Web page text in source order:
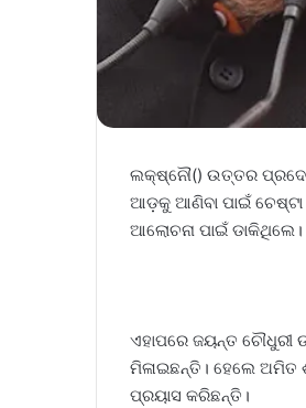
ଲକ୍ଷ୍ନୌ() ଉତ୍ତର
ଆଡ଼କୁ ଆଣିବା ପାଇଁ ଚେଷ୍ଟା
ଆଲୋଚନା ପାଇଁ
ଏହାପରେ ଜୟନ୍ତ ଚୌଧୁରୀ
ମିଳାଇଛନ୍ତି। ହେଲେ
ପ୍ରୟାସ କରିଛନ୍ତି।